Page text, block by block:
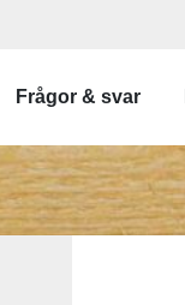
Frågor & svar